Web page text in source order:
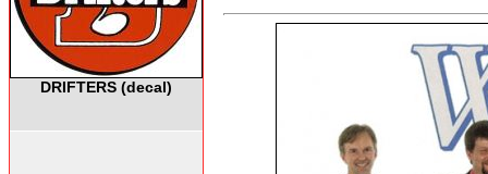
DRIFTERS (decal)